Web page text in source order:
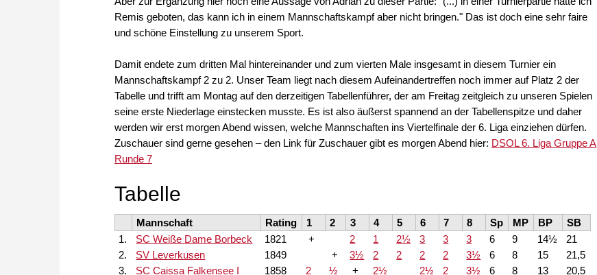
Remis geboten, das kann ich in einem Mannschaftskampf aber nicht bringen." Das ist doch eine sehr faire
und schöne Einstellung zu unserem Sport.
Damit endete zum dritten Mal hintereinander und zum vierten Male insgesamt in diesem Turnier ein
Mannschaftskampf 2 zu 2. Unser Team liegt nach diesem Aufeinandertreffen noch immer auf Platz 2 der
Tabelle und trifft am Montag auf den derzeitigen Tabellenführer, der am Freitag zeitgleich zu unseren Spielen
seine erste Niederlage einstecken musste. Es ist also äußerst spannend an der Tabellenspitze und daher
werden wir erst morgen Abend wissen, welche Mannschaften ins Viertelfinale der 6. Liga einziehen dürfen.
Zuschauer sind gerne gesehen – den Link für Zuschauer gibt es morgen Abend hier: DSOL 6. Liga Gruppe A
Runde 7
Tabelle
Mannschaft Rating 1 2 3 4 5 6 7 8 Sp MP BP
SB
1.
SC Weiße Dame Borbeck 1821 + 2 1 2½ 3 3 3 6 9 14½
21
2.
SV Leverkusen 1849 + 3½ 2 2 2 2 3½ 6 8 15
21,5
3.
SC Caissa Falkensee I 1858 2 ½ + 2½ 2½ 2 3½ 6 8 13 20,5